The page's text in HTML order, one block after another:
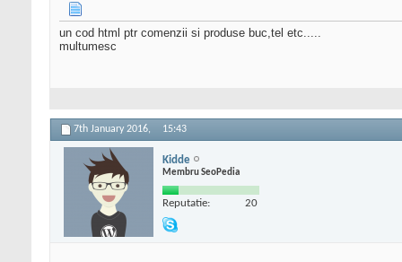
un cod html ptr comenzii si produse buc,tel etc.....
multumesc
7th January 2016, 15:43
Kidde
Membru SeoPedia
Reputatie: 20